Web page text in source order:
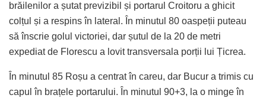
brăilenilor a șutat previzibil și portarul Croitoru a ghicit
colțul și a respins în lateral. În minutul 80 oaspeții puteau
să înscrie golul victoriei, dar șutul de la 20 de metri
expediat de Florescu a lovit transversala porții lui Țicrea.
În minutul 85 Roșu a centrat în careu, dar Bucur a trimis cu
capul în brațele portarului. În minutul 90+3, la o minge în